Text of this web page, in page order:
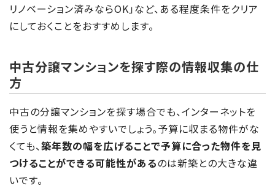
リノベーション済みならOK」など、ある程度条件をクリア
にしておくことをおすすめします。
中古分譲マンションを探す際の情報収集の仕
方
中古の分譲マンションを探す場合でも、インターネットを
使うと情報を集めやすいでしょう。予算に収まる物件がな
くても、築年数の幅を広げることで予算に合った物件を見
つけることができる可能性があるのは新築との大きな違
いです。